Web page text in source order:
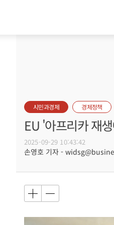
시민과경제 경제정책
EU '아프리카 재
2025-09-29 10:43:42
손영호 기자 -